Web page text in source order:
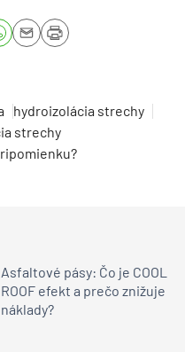
hydroizolácia strechy
strechy
Asfaltové pásy: Čo je COOL
ROOF efekt a prečo znižuje
náklady?